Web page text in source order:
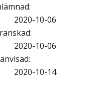
:
2020-10-06
:
2020-10-06
:
2020-10-14